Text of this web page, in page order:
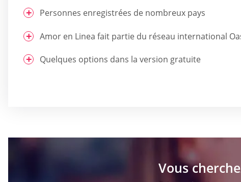
Personnes enregistrées de nombreux pays
Amor en Linea fait partie du réseau international
Quelques options dans la version gratuite
Vous